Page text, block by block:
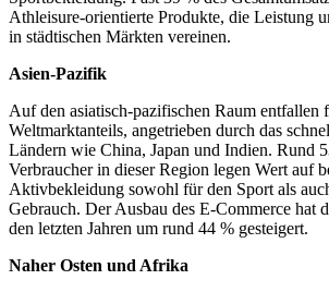
Athleisure-orientierte Produkte, die Leistung
in städtischen Märkten vereinen.
Asien-Pazifik
Auf den asiatisch-pazifischen Raum entfallen
Weltmarktanteils, angetrieben durch das
Ländern wie China, Japan und Indien. Rund
Verbraucher in dieser Region legen Wert auf
Aktivbekleidung sowohl für den Sport als
Gebrauch. Der Ausbau des E-Commerce hat
den letzten Jahren um rund 44 % gesteigert.
Naher Osten und Afrika